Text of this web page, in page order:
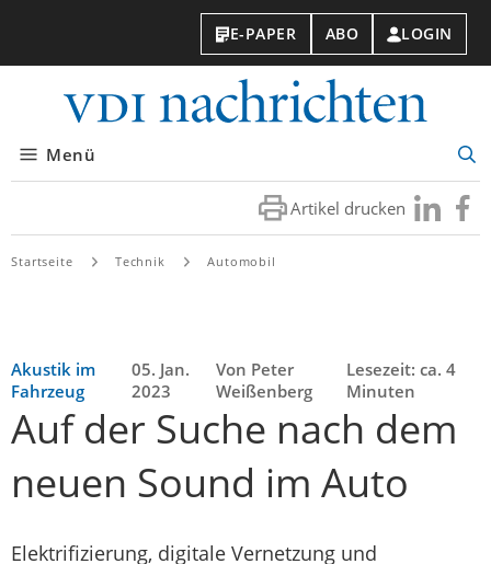
E-PAPER ABO LOGIN
Menü
Artikel drucken Besuchen
Sie
Sie
Startseite Technik Automobil
Akustik im
Fahrzeug
05. Jan.
2023
Von Peter
Weißenberg
Lesezeit: ca. 4
Minuten
Auf der Suche nach dem
neuen Sound im Auto
Elektrifizierung, digitale Vernetzung und